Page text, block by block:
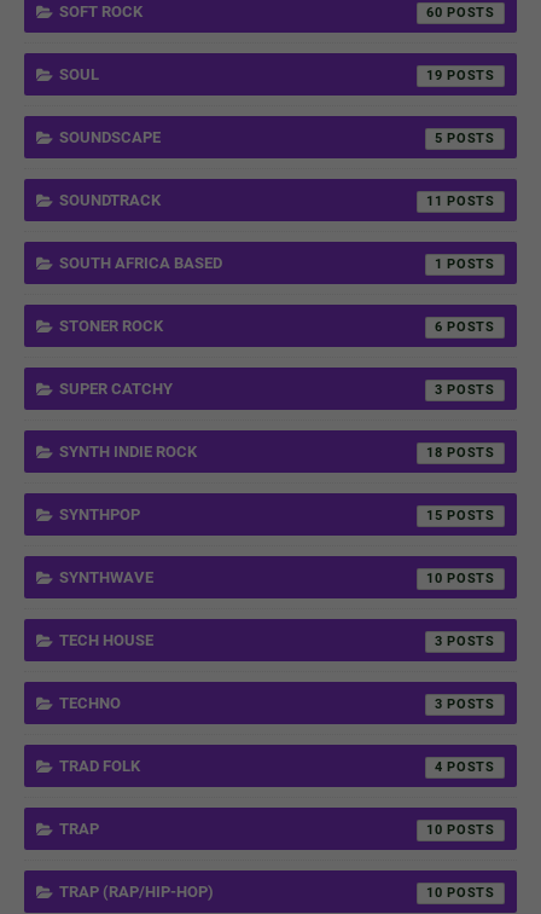
SOFT ROCK 60
SOUL 19
SOUNDSCAPE 5
SOUNDTRACK 11
SOUTH AFRICA BASED 1
STONER ROCK 6
SUPER CATCHY 3
SYNTH INDIE ROCK 18
SYNTHPOP 15
SYNTHWAVE 10
TECH HOUSE 3
TECHNO 3
TRAD FOLK 4
TRAP 10
TRAP (RAP/HIP-HOP) 10